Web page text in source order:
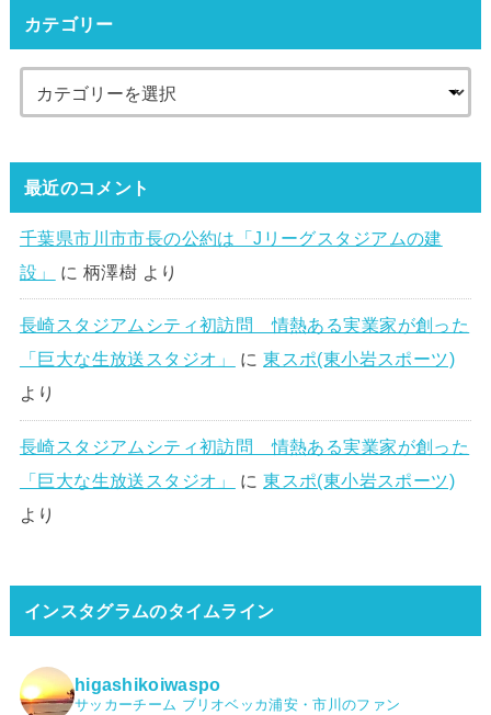
カテゴリー
最近のコメント
千葉県市川市市長の公約は「Jリーグスタジアムの建
設」
に 柄澤樹 より
長崎スタジアムシティ初訪問 情熱ある実業家が創った
「巨大な生放送スタジオ」
に東スポ(東小岩スポーツ)
より
長崎スタジアムシティ初訪問 情熱ある実業家が創った
「巨大な生放送スタジオ」
に東スポ(東小岩スポーツ)
より
インスタグラムのタイムライン
higashikoiwaspo
サッカーチーム ブリオベッカ浦安・市川のファン